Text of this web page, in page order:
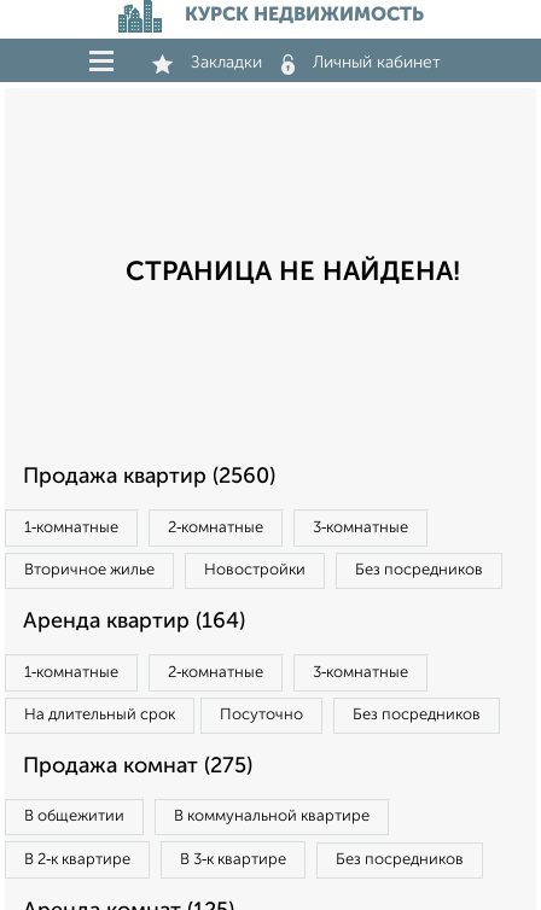
КУРСК НЕДВИЖИМОСТЬ
Закладки Личный кабинет
СТРАНИЦА НЕ НАЙДЕНА!
Продажа квартир (2560)
1‑комнатные 2‑комнатные 3‑комнатные
Вторичное жилье Новостройки Без посредников
Аренда квартир (164)
1‑комнатные 2‑комнатные 3‑комнатные
На длительный срок Посуточно Без посредников
Продажа комнат (275)
В общежитии В коммунальной квартире
В 2‑к квартире В 3‑к квартире Без посредников